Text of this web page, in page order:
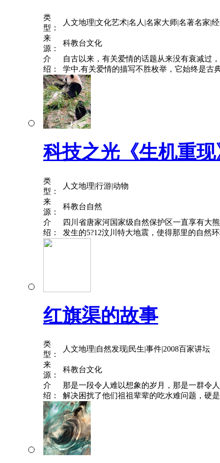
类
型：
人文地理|文化艺术|名人|名家大师|名著名家|
来
源：
科教台文化
介
绍：
自古以来，有关爱情的话题从来没有衰减过
学中.有关爱情的描写不胜枚举，它始终是古
科技之光《生机重现
类
型：
人文地理|行游|动物
来
源：
科教台自然
介
绍：
四川省唐家河国家级自然保护区一直享有大
发生的5?12汶川特大地震，使得那里的自然
红旗渠的故事
类
型：
人文地理|自然发现|民生|事件|2008百家讲坛
来
源：
科教台文化
介
绍：
那是一段令人难以想象的岁月，那是一群令
解决困扰了他们祖祖辈辈的吃水难问题，硬